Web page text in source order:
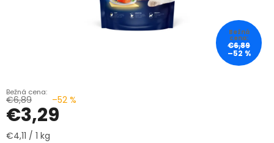
€6,89
–52 %
€6,89 –52 %
€3,29
Jednotková
€4,11 / 1 kg